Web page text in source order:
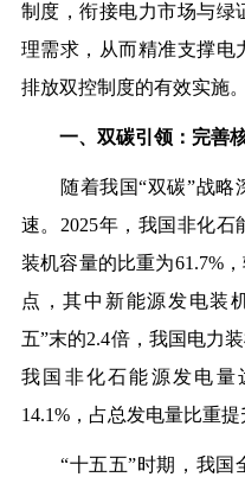
制度，衔接电力市场与绿
理需求，从而精准支撑电
排放双控制度的有效实施。
一、双碳引领：完善核
随着我国“双碳”战略
速。2025年，我国非化石
装机容量的比重为61.7%
点，其中新能源发电装
五”末的2.4倍，我国电力
我国非化石能源发电量
14.1%，占总发电量比重提
“十五五”时期，我国